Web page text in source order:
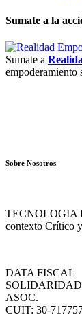
Sumate a la
Sumate a
empoderamiento
Sobre Nosotros
TECNOLOGIA
contexto Crítico
DATA FISCAL
ASOC.
CUIT: 30-